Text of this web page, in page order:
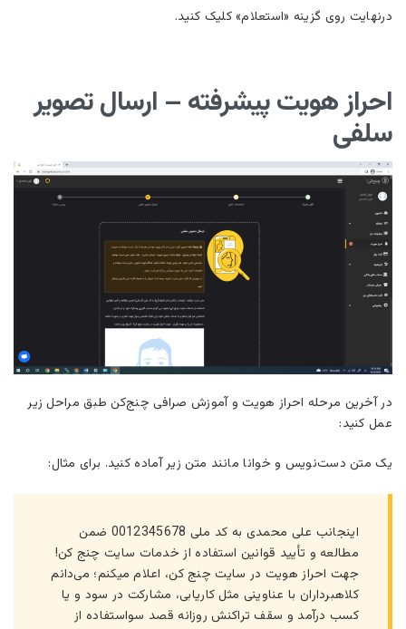
درنهایت روی گزینه «استعلام» کلیک کنید.
احراز هویت پیشرفته – ارسال تصویر
سلفی
در آخرین مرحله احراز هویت و آموزش صرافی چنج‌کن طبق مراحل زیر
عمل کنید:
یک متن دست‌نویس و خوانا مانند متن زیر آماده کنید. برای مثال:
اینجانب علی محمدی به کد ملی 0012345678 ضمن
مطالعه و تأیید قوانین استفاده از خدمات سایت چنج کن!
جهت احراز هویت در سایت چنج کن، اعلام میکنم؛ می‌دانم
کلاهبرداران با عناوینی مثل کاریابی، مشارکت در سود و یا
کسب درآمد و سقف تراکنش روزانه قصد سواستفاده از